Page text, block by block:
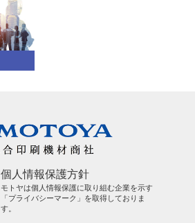
個人情報保護方針
モトヤは個人情報保護に取り組む企業を示す
「プライバシーマーク」を取得しておりま
す。